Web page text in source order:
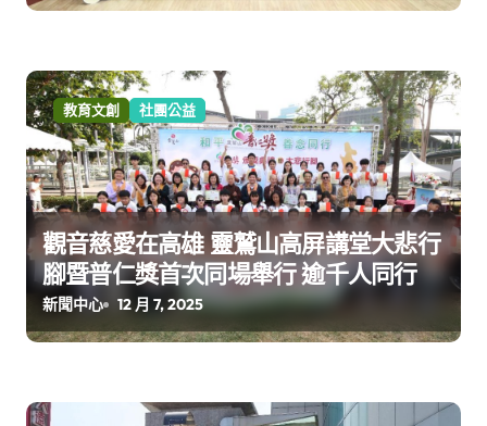
教育文創 社團公益
觀音慈愛在高雄 靈鷲山高屏講堂大悲行
腳暨普仁獎首次同場舉行 逾千人同行
新聞中心 12 月 7, 2025